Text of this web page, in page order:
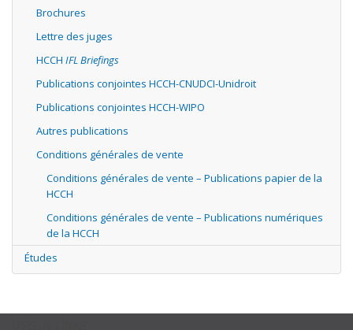
Brochures
Lettre des juges
HCCH IFL Briefings
Publications conjointes HCCH-CNUDCI-Unidroit
Publications conjointes HCCH-WIPO
Autres publications
Conditions générales de vente
Conditions générales de vente – Publications papier de la
HCCH
Conditions générales de vente – Publications numériques
de la HCCH
Études